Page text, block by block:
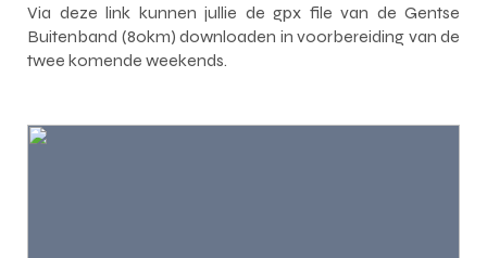
Via deze link kunnen jullie de gpx file van de Gentse
Buitenband (80km) downloaden in voorbereiding van de
twee komende weekends.